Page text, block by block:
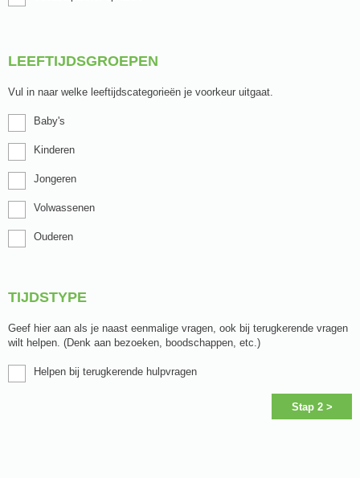
LEEFTIJDSGROEPEN
Vul in naar welke leeftijdscategorieën je voorkeur uitgaat.
Baby's
Kinderen
Jongeren
Volwassenen
Ouderen
TIJDSTYPE
Geef hier aan als je naast eenmalige vragen, ook bij terugkerende vragen
wilt helpen. (Denk aan bezoeken, boodschappen, etc.)
Helpen bij terugkerende hulpvragen